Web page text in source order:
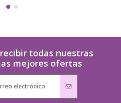
todas nuestras
mejores ofertas